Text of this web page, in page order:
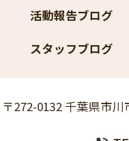
活動報告ブログ
スタッフブログ
〒272-0132 千葉県市